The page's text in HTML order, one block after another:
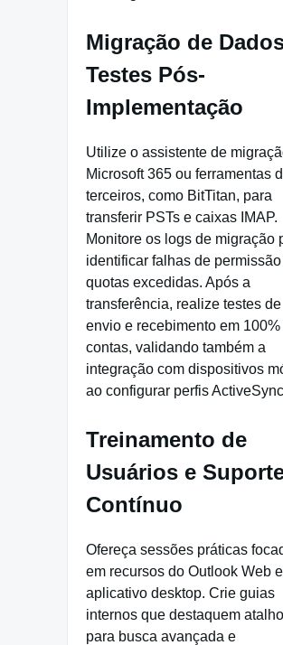
Migração de
Testes Pós-
Implementação
Utilize o assistente de
Microsoft 365 ou ferramentas
terceiros, como BitTitan, para
transferir PSTs e caixas IMAP.
Monitore os logs de migração
identificar falhas de permissão
quotas excedidas. Após a
transferência, realize testes de
envio e recebimento em
contas, validando também a
integração com dispositivos
ao configurar perfis
Treinamento de
Usuários e
Contínuo
Ofereça sessões práticas
em recursos do Outlook Web
aplicativo desktop. Crie guias
internos que destaquem
para busca avançada e